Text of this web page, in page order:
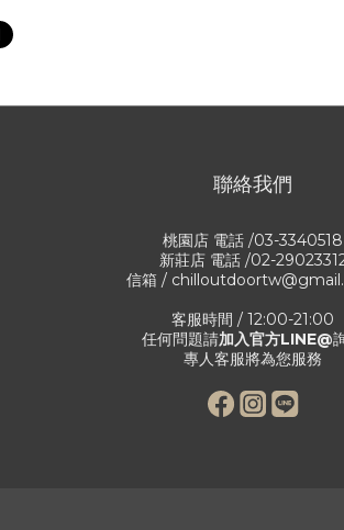
聯絡我們
桃園店 電話 /03-3340518
新莊店 電話 /02-
信箱 /
客服時間 / 12:00-21:00
任何問題請加入官方LINE@
專人客服將為您服務